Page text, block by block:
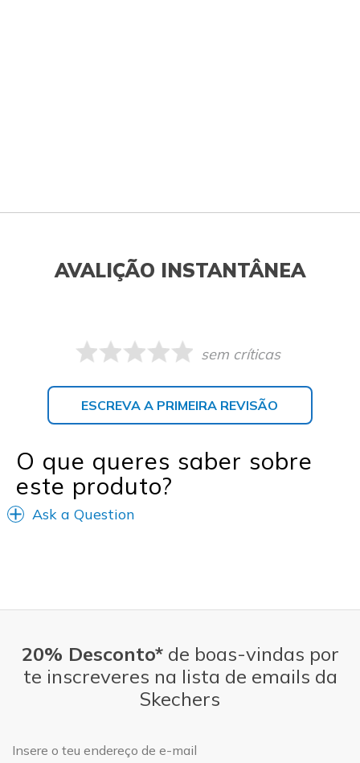
AVALIÇÃO INSTANTÂNEA
sem críticas
ESCREVA A PRIMEIRA REVISÃO
O que queres saber sobre
este produto?
Ask a Question
20% Desconto*de boas-vindas por
te inscreveres na lista de emails da
Skechers
Endereço de e-mail